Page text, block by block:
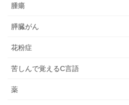
腫瘍
膵臓がん
花粉症
苦しんで覚えるC言語
薬